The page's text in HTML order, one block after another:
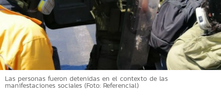
Las personas fueron detenidas en el contexto de las
manifestaciones sociales (Foto: Referencial)